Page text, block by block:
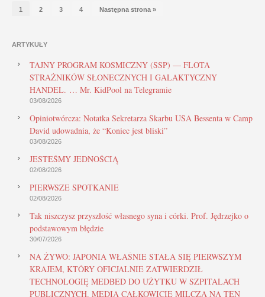
1 2 3 4 Następna strona »
ARTYKUŁY
TAJNY PROGRAM KOSMICZNY (SSP) — FLOTA
STRAŻNIKÓW SŁONECZNYCH I GALAKTYCZNY
HANDEL. … Mr. KidPool na Telegramie
03/08/2026
Opiniotwórcza: Notatka Sekretarza Skarbu USA Bessenta w Camp
David udowadnia, że “Koniec jest bliski”
03/08/2026
JESTEŚMY JEDNOŚCIĄ
02/08/2026
PIERWSZE SPOTKANIE
02/08/2026
Tak niszczysz przyszłość własnego syna i córki. Prof. Jędrzejko o
podstawowym błędzie
30/07/2026
NA ŻYWO: JAPONIA WŁAŚNIE STAŁA SIĘ PIERWSZYM
KRAJEM, KTÓRY OFICJALNIE ZATWIERDZIŁ
TECHNOLOGIĘ MEDBED DO UŻYTKU W SZPITALACH
PUBLICZNYCH. MEDIA CAŁKOWICIE MILCZĄ NA TEN